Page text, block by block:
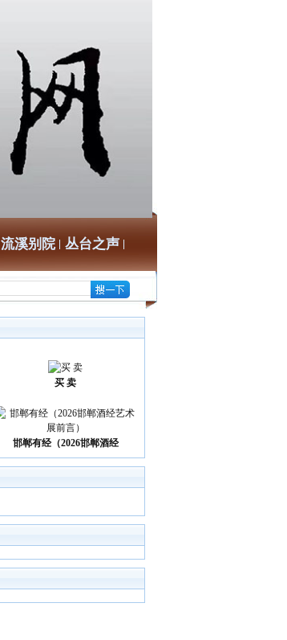
流溪别院 丛台之声
买 卖
邯郸有经（2026邯郸酒经